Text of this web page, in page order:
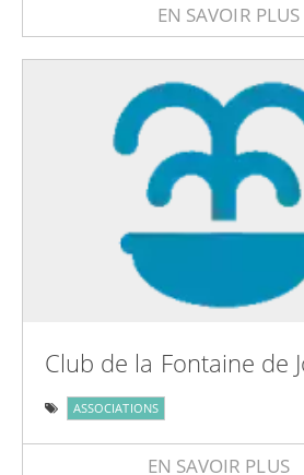
EN SAVOIR PLUS
Club de la Fontaine de
ASSOCIATIONS
EN SAVOIR PLUS